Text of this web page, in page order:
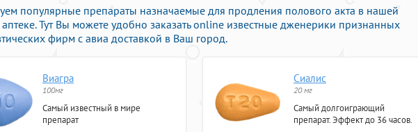
популярные препараты назначаемые для продления полового акта в нашей
аптеке. Тут Вы можете удобно заказать online известные дженерики признанных
фирм с авиа доставкой в Ваш город.
Виагра
100мг
Самый известный в мире
препарат
Сиалис
20 мг
Самый долгоиграющий
препарат. Эффект до 36 часов.